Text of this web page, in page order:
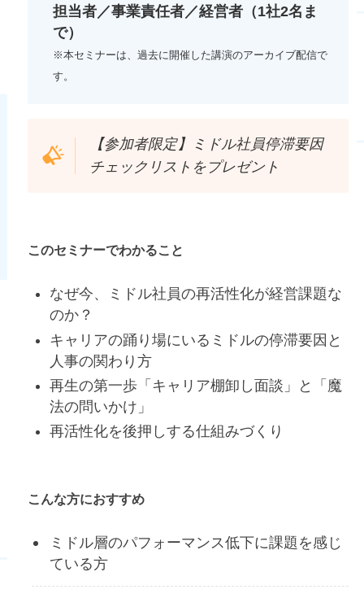
担当者／事業責任者／経営者（1社2名ま
で）
※本セミナーは、過去に開催した講演のアーカイブ配信で
す。
【参加者限定】ミドル社員停滞要因
チェックリストをプレゼント
このセミナーでわかること
なぜ今、ミドル社員の再活性化が経営課題な
のか？
キャリアの踊り場にいるミドルの停滞要因と
人事の関わり方
再生の第一歩「キャリア棚卸し面談」と「魔
法の問いかけ」
再活性化を後押しする仕組みづくり
こんな方におすすめ
ミドル層のパフォーマンス低下に課題を感じ
ている方